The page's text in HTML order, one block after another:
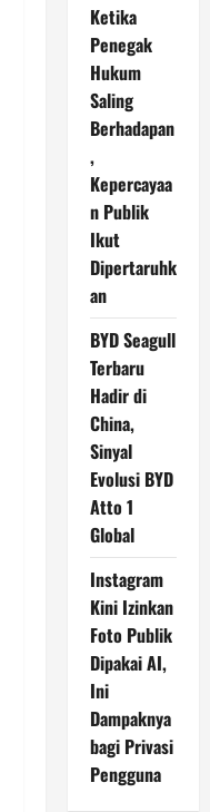
Ketika
Penegak
Hukum
Saling
Berhadapan
,
Kepercayaa
n Publik
Ikut
Dipertaruhk
an
BYD Seagull
Terbaru
Hadir di
China,
Sinyal
Evolusi BYD
Atto 1
Global
Instagram
Kini Izinkan
Foto Publik
Dipakai AI,
Ini
Dampaknya
bagi Privasi
Pengguna